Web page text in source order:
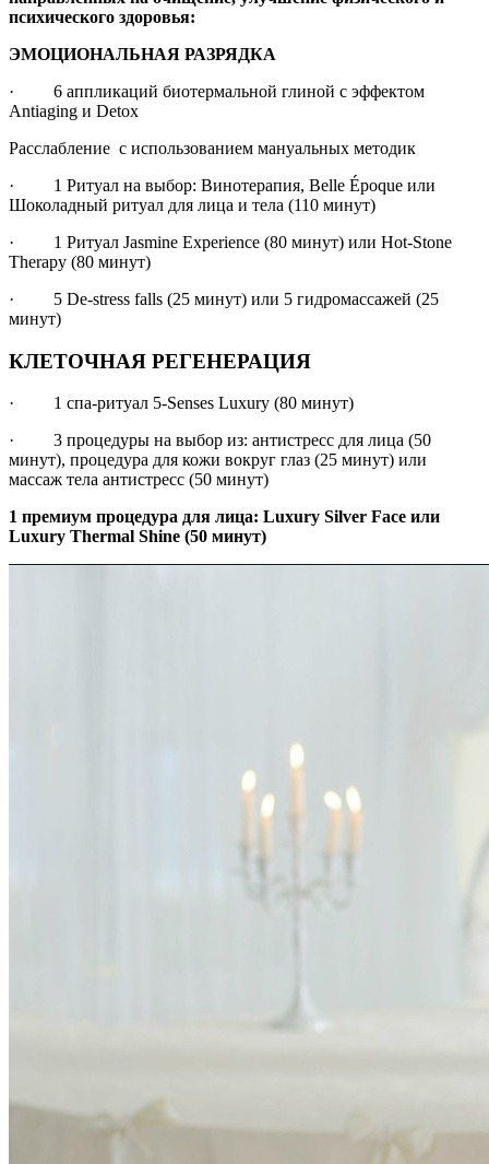
психического здоровья:
ЭМОЦИОНАЛЬНАЯ РАЗРЯДКА
· 6 аппликаций биотермальной глиной с эффектом
Antiaging и Detox
Расслабление с использованием мануальных методик
· 1 Ритуал на выбор: Винотерапия, Belle Époque или
Шоколадный ритуал для лица и тела (110 минут)
· 1 Ритуал Jasmine Experience (80 минут) или Hot-Stone
Therapy (80 минут)
· 5 De-stress falls (25 минут) или 5 гидромассажей (25
минут)
КЛЕТОЧНАЯ РЕГЕНЕРАЦИЯ
· 1 спа-ритуал 5-Senses Luxury (80 минут)
· 3 процедуры на выбор из: антистресс для лица (50
минут), процедура для кожи вокруг глаз (25 минут) или
массаж тела антистресс (50 минут)
1 премиум процедура для лица: Luxury Silver Face или
Luxury Thermal Shine (50 минут)